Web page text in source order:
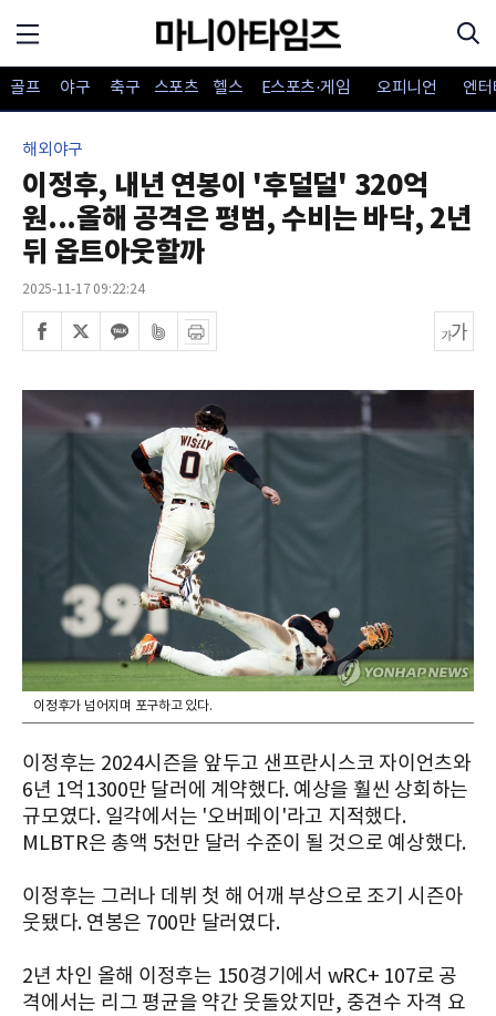
골프 야구 축구 스포츠 헬스 E스포츠·게임 오피니언 엔
해외야구
이정후, 내년 연봉이 '후덜덜' 320억
원...올해 공격은 평범, 수비는 바닥, 2년
뒤 옵트아웃할까
2025-11-17 09:22:24
이정후가 넘어지며 포구하고 있다.
이정후는 2024시즌을 앞두고 샌프란시스코 자이언츠와
6년 1억1300만 달러에 계약했다. 예상을 훨씬 상회하는
규모였다. 일각에서는 '오버페이'라고 지적했다.
MLBTR은 총액 5천만 달러 수준이 될 것으로 예상했다.
이정후는 그러나 데뷔 첫 해 어깨 부상으로 조기 시즌아
웃됐다. 연봉은 700만 달러였다.
2년 차인 올해 이정후는 150경기에서 wRC+ 107로 공
격에서는 리그 평균을 약간 웃돌았지만, 중견수 자격 요